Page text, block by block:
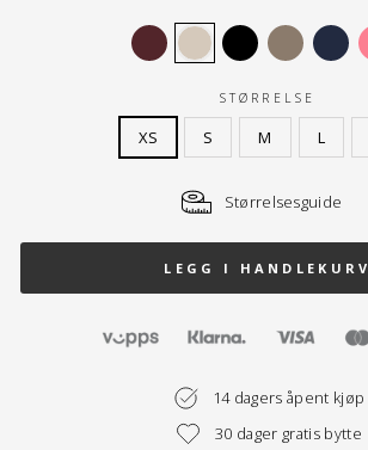
STØRRELSE
XS S M L
Størrelsesguide
LEGG I HANDLEKURV
14 dagers åpent kjøp
30 dager gratis bytte